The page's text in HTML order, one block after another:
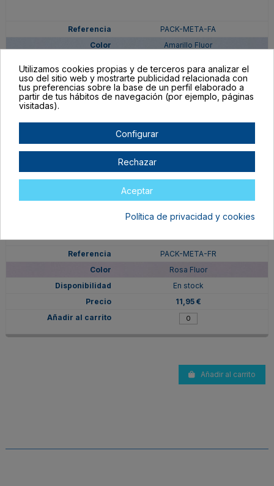
PACK-META-FA
Amarillo Fluor
11,95 €
PACK-META-FR
Rosa Fluor
En stock
11,95 €
Añadir al carrito
Utilizamos cookies propias y de terceros para analizar el
uso del sitio web y mostrarte publicidad relacionada con
tus preferencias sobre la base de un perfil elaborado a
partir de tus hábitos de navegación (por ejemplo, páginas
visitadas).
Configurar
Rechazar
Aceptar
Política de privacidad y cookies